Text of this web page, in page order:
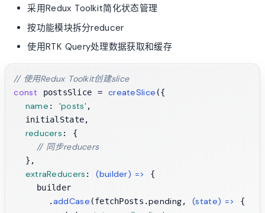
采用Redux Toolkit简化状态管理
按功能模块拆分reducer
使用RTK Query处理数据获取和缓存
// 使用Redux Toolkit创建slice
const postsSlice = createSlice ({
name : 'posts' ,
  initialState,
reducers : {
// 同步reducers
  },
extraReducers : (builder) =>
{
    builder
      .
addCase (fetchPosts.pending, (state) =>
{